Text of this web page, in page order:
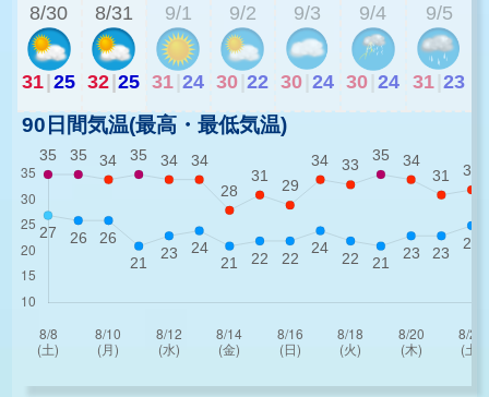
8/30
31|25
8/31
32|25
9/1
31 24
9/2
30 22
9/3
30 24
9/4
30 24
9/5
31 23
90日間気温(最高・最低気温)